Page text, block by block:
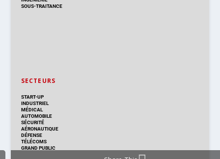
SOUS-TRAITANCE
SECTEURS
START-UP
INDUSTRIEL
MÉDICAL
AUTOMOBILE
SÉCURITÉ
AÉRONAUTIQUE
DÉFENSE
TÉLÉCOMS
GRAND PUBLIC